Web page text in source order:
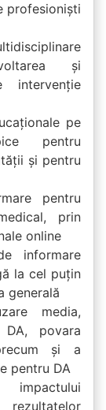
profesioniști
și
intervenție
pe
pentru
și pentru
pentru
prin
online
informare
la cel puțin
generală
media,
povara
și a
pentru DA
impactului